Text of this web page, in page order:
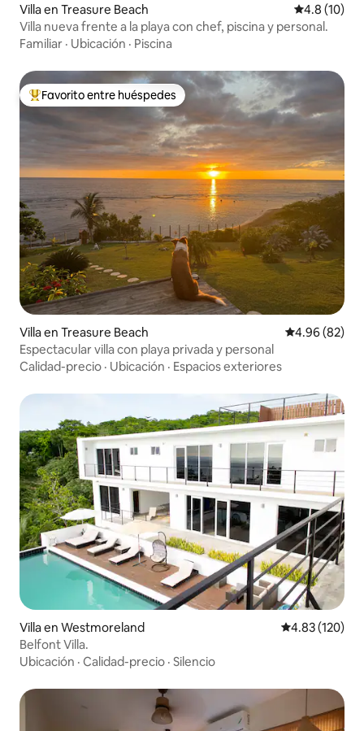
Villa en Treasure Beach Calificación
4.8 (10)
Villa nueva frente a la playa con chef, piscina y personal.
Familiar · Ubicación · Piscina
Favorito entre huéspedes preferido
Favorito entre huéspedes
Villa en Treasure Beach Calificación
4.96 (82)
Espectacular villa con playa privada y personal
Calidad-precio · Ubicación · Espacios exteriores
Villa en Westmoreland Calificación
4.83 (120)
Belfont Villa.
Ubicación · Calidad-precio · Silencio